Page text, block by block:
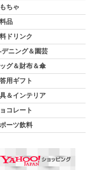
ちゃ
品
ドリンク
デニング＆園芸
グ＆財布＆傘
用ギフト
＆インテリア
コレート
ーツ飲料